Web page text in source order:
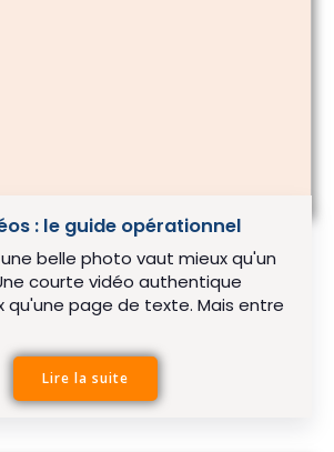
: le guide opérationnel
belle photo vaut mieux qu'un
courte vidéo authentique
qu'une page de texte. Mais entre
Lire la suite